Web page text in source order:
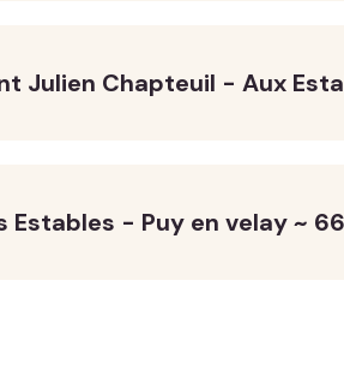
Julien Chapteuil - Aux
Estables - Puy en velay ~